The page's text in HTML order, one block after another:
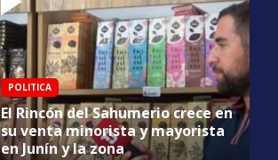
POLITICA
El Rincón del Sahumerio crece en
su venta minorista y mayorista
en Junín y la zona